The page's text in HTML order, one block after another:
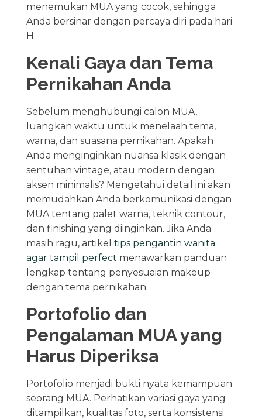
menemukan MUA yang cocok, sehingga
Anda bersinar dengan percaya diri pada hari
H.
Kenali Gaya dan Tema
Pernikahan Anda
Sebelum menghubungi calon MUA,
luangkan waktu untuk menelaah tema,
warna, dan suasana pernikahan. Apakah
Anda menginginkan nuansa klasik dengan
sentuhan vintage, atau modern dengan
aksen minimalis? Mengetahui detail ini akan
memudahkan Anda berkomunikasi dengan
MUA tentang palet warna, teknik contour,
dan finishing yang diinginkan. Jika Anda
masih ragu, artikel tips pengantin wanita
agar tampil perfect menawarkan panduan
lengkap tentang penyesuaian makeup
dengan tema pernikahan.
Portofolio dan
Pengalaman MUA yang
Harus Diperiksa
Portofolio menjadi bukti nyata kemampuan
seorang MUA. Perhatikan variasi gaya yang
ditampilkan, kualitas foto, serta konsistensi